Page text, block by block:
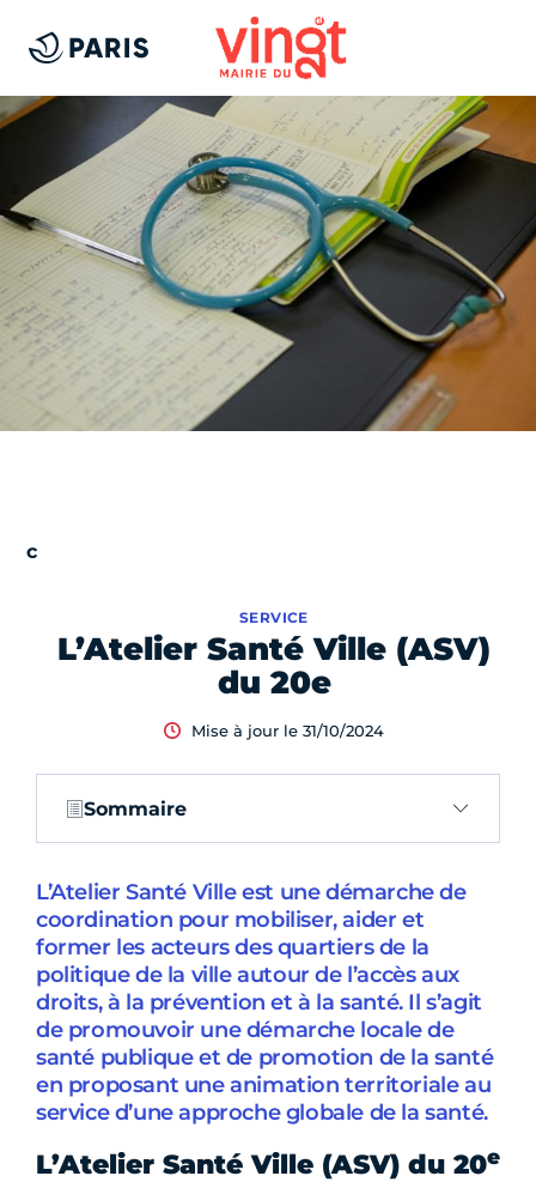
L’Atelier Santé Ville (ASV)
du 20e
SERVICE
Mise à jour le 31/10/2024
Sommaire
L’Atelier Santé Ville est une démarche de
coordination pour mobiliser, aider et
former les acteurs des quartiers de la
politique de la ville autour de l’accès aux
droits, à la prévention et à la santé. Il s’agit
de promouvoir une démarche locale de
santé publique et de promotion de la santé
en proposant une animation territoriale au
service d’une approche globale de la santé.
L’Atelier Santé Ville (ASV) du 20e